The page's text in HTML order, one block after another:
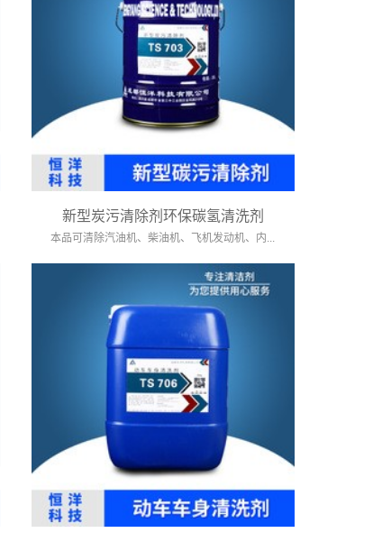
新型炭污清除剂环保碳氢清洗剂
本品可清除汽油机、柴油机、飞机发动机、内...